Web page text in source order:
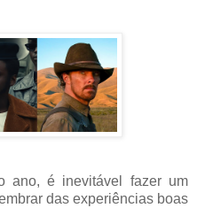
ano, é inevitável fazer um
das experiências boas